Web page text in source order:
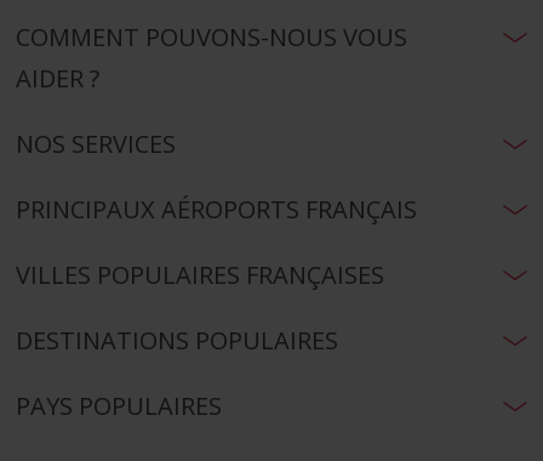
COMMENT POUVONS-NOUS VOUS
AIDER ?
NOS SERVICES
PRINCIPAUX AÉROPORTS FRANÇAIS
VILLES POPULAIRES FRANÇAISES
DESTINATIONS POPULAIRES
PAYS POPULAIRES